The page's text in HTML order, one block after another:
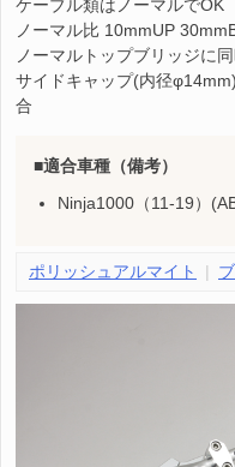
ケーブル類はノーマルで
ノーマル比 10mmUP
ノーマルトップブリッジに
サイドキャップ(内径
合
適合車種（備考）
Ninja1000（11-19）
ポリッシュアルマイト